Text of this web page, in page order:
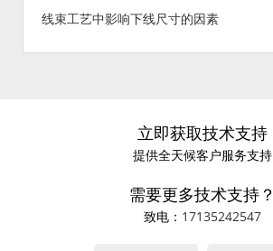
线束工艺中影响下线尺寸的因素
立即获取技术支持
提供全天候客户服务支持
需要更多技术支持？
致电： 17135242547